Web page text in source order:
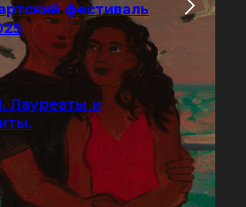
фестиваль
Лауреаты и